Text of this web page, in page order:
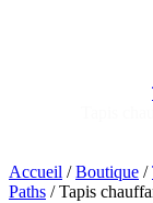
Accueil /Boutique /
Paths / Tapis